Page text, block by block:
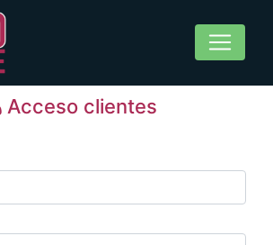
Acceso clientes